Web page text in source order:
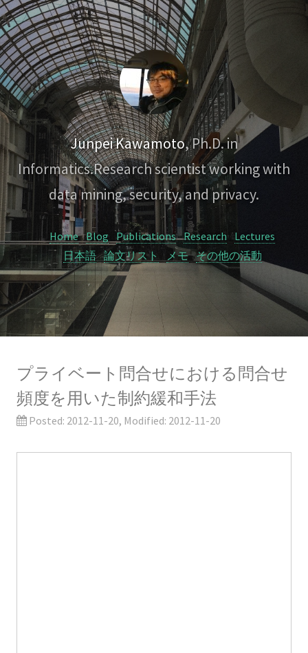
Junpei Kawamoto, Ph.D. in
Informatics.Research scientist working with
data mining, security, and privacy.
Home Blog Publications Research
Lectures
日本語 論文リスト メモ その他の活動
プライベート問合せにおける問合せ
頻度を用いた制約緩和手法
Posted: 2012-11-20, Modified: 2012-11-20